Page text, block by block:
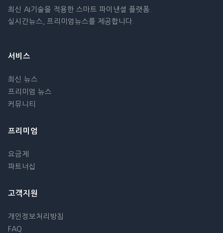
최신 AI기술을 적용한 스마트 파이낸셜 플랫폼.
실시간뉴스, 프리미엄뉴스를 제공합니다.
서비스
최신 뉴스
프리미엄 뉴스
커뮤니티
프리미엄
요금제
파트너십
고객지원
개인정보처리방침
FAQ